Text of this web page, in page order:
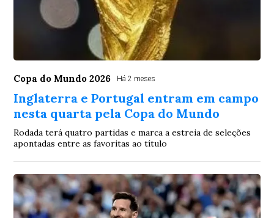
Copa do Mundo 2026 Há 2 meses
Inglaterra e Portugal entram em campo
nesta quarta pela Copa do Mundo
Rodada terá quatro partidas e marca a estreia de seleções
apontadas entre as favoritas ao título